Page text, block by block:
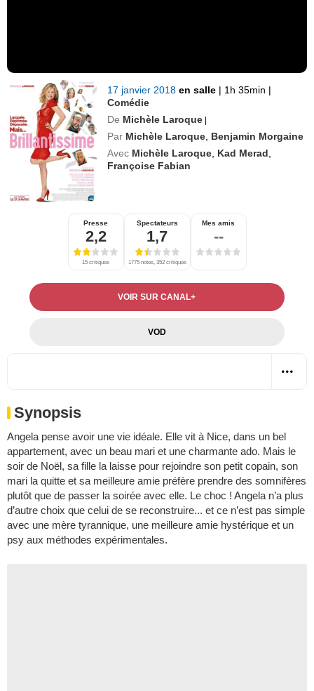
17 janvier 2018en salle | 1h 35min |
Comédie
De Michèle Laroque |
Par Michèle Laroque Benjamin Morgaine
Avec Michèle Laroque Kad Merad
Françoise Fabian
Presse
2,2
15 critiques
Spectateurs
1,7
1775 notes, 352 critiques
Mes amis
--
VOIR SUR CANAL+
VOD
Synopsis
Angela pense avoir une vie idéale. Elle vit à Nice, dans un bel
appartement, avec un beau mari et une charmante ado. Mais le
soir de Noël, sa fille la laisse pour rejoindre son petit copain, son
mari la quitte et sa meilleure amie préfère prendre des somnifères
plutôt que de passer la soirée avec elle. Le choc ! Angela n’a plus
d’autre choix que celui de se reconstruire... et ce n’est pas simple
avec une mère tyrannique, une meilleure amie hystérique et un
psy aux méthodes expérimentales.